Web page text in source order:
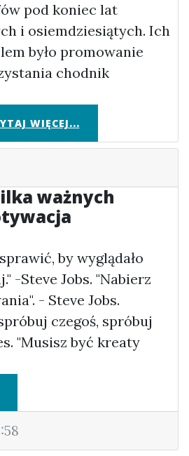
pod koniec lat
i osiemdziesiątych. Ich
było promowanie
chodnik
WIĘCEJ...
ważnych
by wyglądało
-Steve Jobs. "Nabierz
- Steve Jobs.
czegoś, spróbuj
"Musisz być kreaty